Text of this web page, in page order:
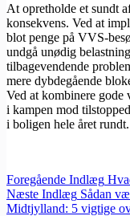
At opretholde et sundt
konsekvens. Ved at
blot penge på VVS-
undgå unødig
tilbagevendende
mere dybdegående
Ved at kombinere gode
i kampen mod
i boligen hele året rundt.
Foregående Indlæg
Næste Indlæg Sådan
Midtjylland: 5 vigtige